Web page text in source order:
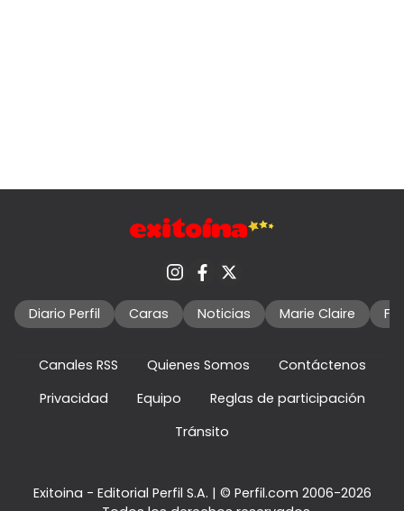
Diario Perfil Caras Noticias Marie Claire
Canales RSS Quienes Somos
Contáctenos
Privacidad
Equipo
Reglas de participación
Tránsito
Exitoina - Editorial Perfil S.A. | © Perfil.com 2006-2026